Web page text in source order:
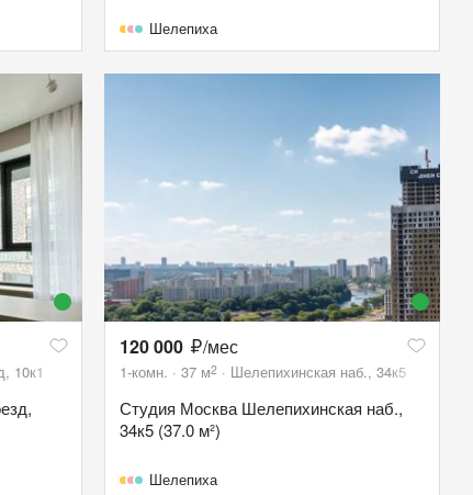
Шелепиха
10к1
120 000 /мес
1-комн. 37 м2 Шелепихинская наб., 34к5
Студия Москва Шелепихинская наб.,
34к5 (37.0 м²)
Шелепиха